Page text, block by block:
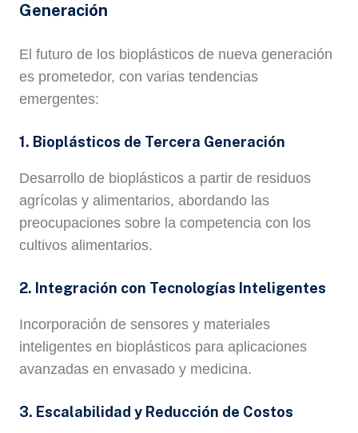
Generación
El futuro de los bioplásticos de nueva generación
es prometedor, con varias tendencias
emergentes:
1. Bioplásticos de Tercera Generación
Desarrollo de bioplásticos a partir de residuos
agrícolas y alimentarios, abordando las
preocupaciones sobre la competencia con los
cultivos alimentarios.
2. Integración con Tecnologías Inteligentes
Incorporación de sensores y materiales
inteligentes en bioplásticos para aplicaciones
avanzadas en envasado y medicina.
3. Escalabilidad y Reducción de Costos